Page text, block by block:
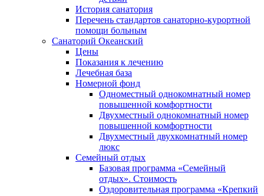
История санатория
Перечень стандартов санаторно-курортной
помощи больным
Санаторий Океанский
Цены
Показания к лечению
Лечебная база
Номерной фонд
Одноместный однокомнатный номер
повышенной комфортности
Двухместный однокомнатный номер
повышенной комфортности
Двухместный двухкомнатный номер
люкс
Семейный отдых
Базовая программа «Семейный
отдых». Стоимость
Оздоровительная программа «Крепкий